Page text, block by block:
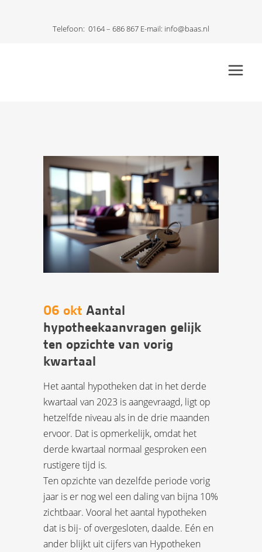
Telefoon: 0164 – 686 867 E-mail: info@baas.nl
06 okt Aantal
hypotheekaanvragen gelijk
ten opzichte van vorig
kwartaal
Het aantal hypotheken dat in het derde
kwartaal van 2023 is aangevraagd, ligt op
hetzelfde niveau als in de drie maanden
ervoor. Dat is opmerkelijk, omdat het
derde kwartaal normaal gesproken een
rustigere tijd is.
Ten opzichte van dezelfde periode vorig
jaar is er nog wel een daling van bijna 10%
zichtbaar. Vooral het aantal hypotheken
dat is bij- of overgesloten, daalde. Eén en
ander blijkt uit cijfers van Hypotheken